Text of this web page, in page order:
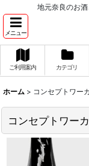
地元奈良のお
メニュー
ご利用案内 カテゴリ
ホーム > コンセプトワー
コンセプトワー